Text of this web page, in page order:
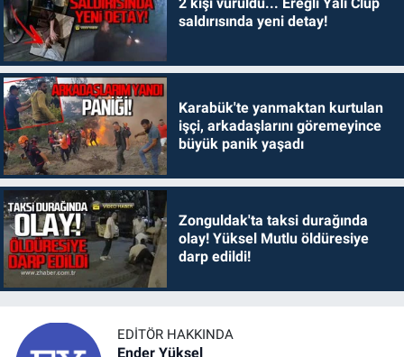
saldırısında yeni detay!
Karabük'te yanmaktan kurtulan
işçi, arkadaşlarını göremeyince
büyük panik yaşadı
Zonguldak'ta taksi durağında
olay! Yüksel Mutlu öldüresiye
darp edildi!
EDITÖR HAKKINDA
Ender Yüksel